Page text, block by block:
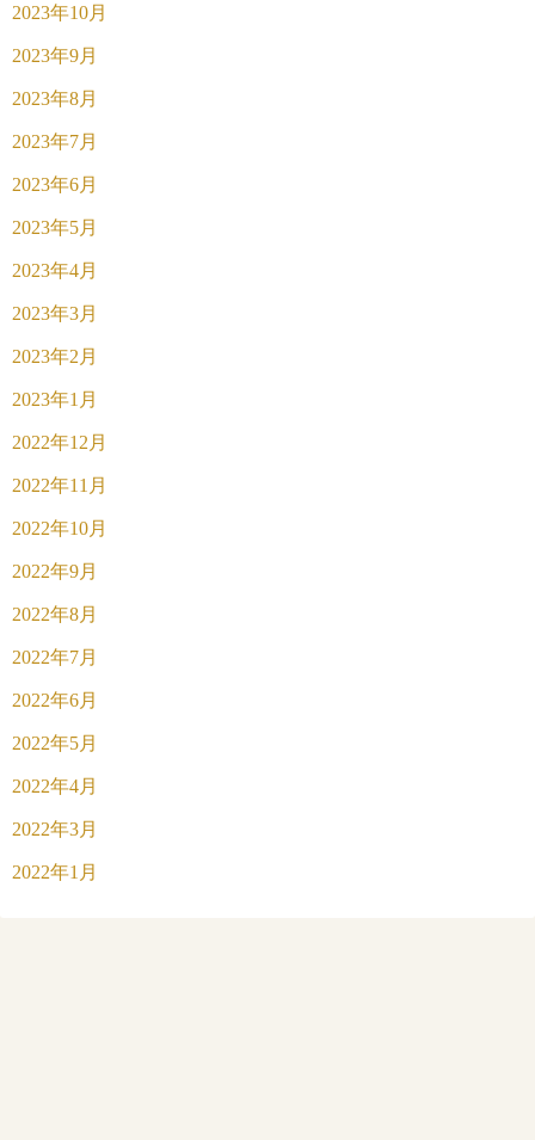
2023年10月
2023年9月
2023年8月
2023年7月
2023年6月
2023年5月
2023年4月
2023年3月
2023年2月
2023年1月
2022年12月
2022年11月
2022年10月
2022年9月
2022年8月
2022年7月
2022年6月
2022年5月
2022年4月
2022年3月
2022年1月